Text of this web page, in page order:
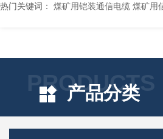
热门关键词： 煤矿用铠装通信电缆 煤矿用信号电缆 煤矿用通信电缆 矿用阻燃通信电缆 矿用监控电缆 矿用通信电缆 橡套
PRODUCTS
产品分类